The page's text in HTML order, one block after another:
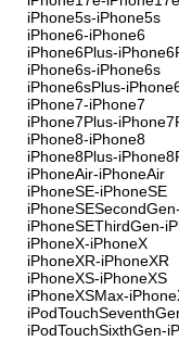
iPhone5s-iPhone5s
iPhone6-iPhone6
iPhone6Plus-
iPhone6s-iPhone6s
iPhone6sPlus-
iPhone7-iPhone7
iPhone7Plus-
iPhone8-iPhone8
iPhone8Plus-
iPhoneAir-iPhoneAir
iPhoneSE-iPhoneSE
iPhoneSEThirdGen-
iPhoneX-iPhoneX
iPhoneXR-iPhoneXR
iPhoneXS-iPhoneXS
iPhoneXSMax-
iPodTouchSixthGen-